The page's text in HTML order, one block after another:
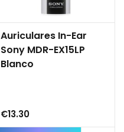
Auriculares In-Ear
Sony MDR-EX15LP
Blanco
€13.30